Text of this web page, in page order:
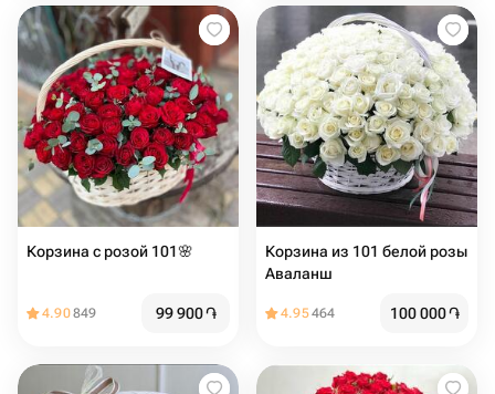
Корзина с розой 101🌸
4.90849 99 900֏
Корзина из 101 белой розы
Аваланш
4.95464 100 000֏